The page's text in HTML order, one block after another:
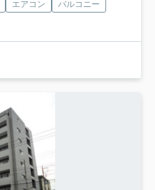
エアコン
バルコニー